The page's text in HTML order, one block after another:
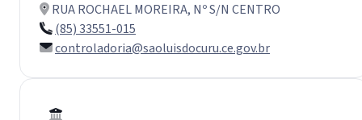
RUA ROCHAEL MOREIRA, Nº S/N CENTRO
(85) 33551-015
controladoria@saoluisdocuru.ce.gov.br